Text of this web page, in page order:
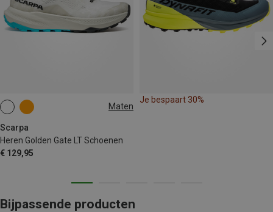
Maten
Scarpa
Heren Golden Gate LT Schoenen
€ 129,95
Je bespaart 30%
Bijpassende producten